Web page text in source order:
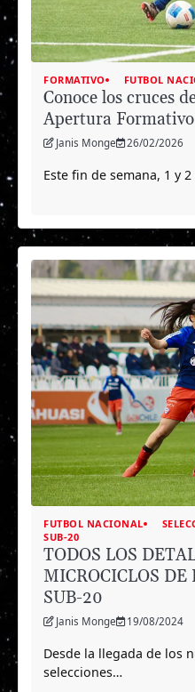
FORMATIVO FUTBOL
Conoce los cruces
Apertura
Janis Monge 26/02/2026
Este fin de semana, 1 y
FUTBOL NACIONAL
SUB-20
TODOS LOS
MICROCICLOS DE
SUB-20
Janis Monge 19/08/2024
Desde la llegada de los
selecciones…